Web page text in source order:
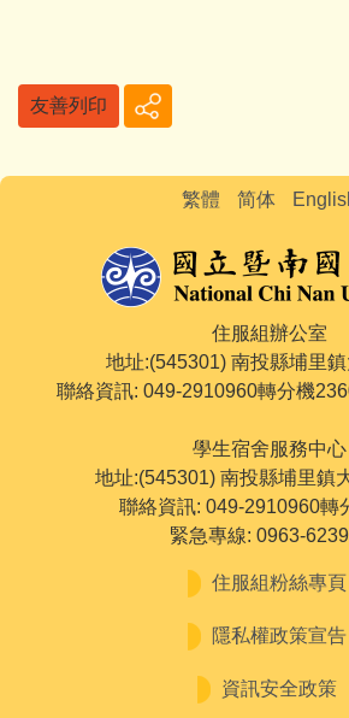
友善列印
繁體 简体
住服組辦公室
地址:(545301) 南投縣埔里
聯絡資訊: 049-2910960轉分機
學生宿舍服務中心
地址:(545301) 南投縣埔里鎮
聯絡資訊: 049-2910960轉
緊急專線: 0963-
住服組粉絲專頁
隱私權政策宣告
資訊安全政策